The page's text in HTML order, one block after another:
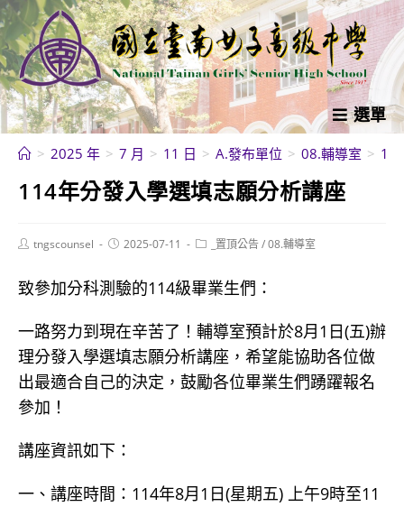
跳
轉
至
主
要
內
選單
> 2025 年 > 7 月 > 11 日 > A.發布單位 > 08.輔導室 >
114年分發入學選填志願分析講座
Posttngscounsel
Post2025-07-11
Post _置頂公告/08.輔導室
致參加分科測驗的114級畢業生們：
一路努力到現在辛苦了！輔導室預計於8月1日(五)辦
理分發入學選填志願分析講座，希望能協助各位做
出最適合自己的決定，鼓勵各位畢業生們踴躍報名
參加！
講座資訊如下：
一、講座時間：114年8月1日(星期五) 上午9時至11